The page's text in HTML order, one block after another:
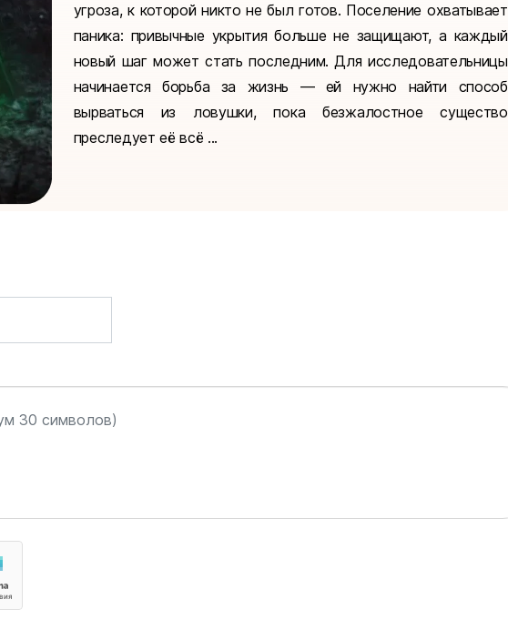
угроза, к которой никто не был готов. Поселение охватывает
паника: привычные укрытия больше не защищают, а каждый
новый шаг может стать последним. Для исследовательницы
начинается борьба за жизнь — ей нужно найти способ
вырваться из ловушки, пока безжалостное существо
преследует её всё ...